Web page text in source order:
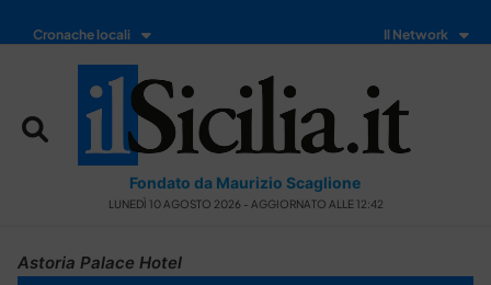
Cronache locali Il Network
Fondato da Maurizio Scaglione
LUNEDÌ 10 AGOSTO 2026 - AGGIORNATO ALLE 12:42
Astoria Palace Hotel